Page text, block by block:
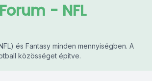
- NFL
és Fantasy minden mennyiségben. A
közösséget építve.